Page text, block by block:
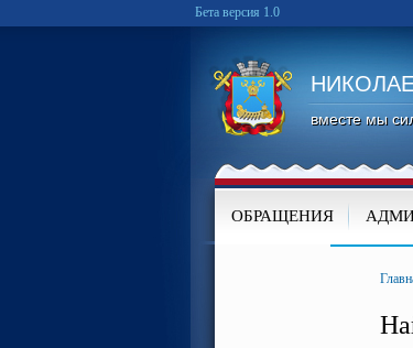
Бета версия 1.0
вместе мы
ОБРАЩЕНИЯ